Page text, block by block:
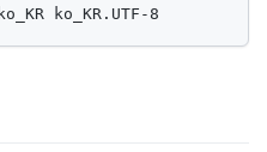
ko_KR.UTF-8